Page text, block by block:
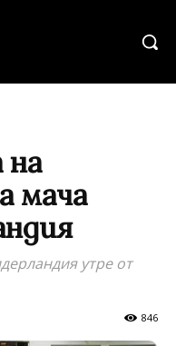
на
мача
утре от
846